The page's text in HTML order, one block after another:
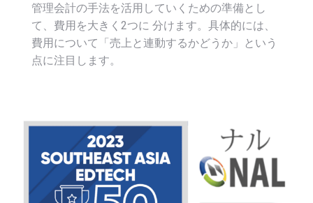
管理会計の手法を活用していくための準備とし
て、費用を大きく2つに 分けます。具体的には、
費用について「売上と連動するかどうか」という
点に注目します。